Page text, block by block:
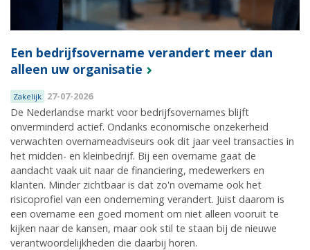
Een bedrijfsovername verandert meer dan
alleen uw organisatie
Zakelijk 27-07-2026
De Nederlandse markt voor bedrijfsovernames blijft
onverminderd actief. Ondanks economische onzekerheid
verwachten overnameadviseurs ook dit jaar veel transacties in
het midden- en kleinbedrijf. Bij een overname gaat de
aandacht vaak uit naar de financiering, medewerkers en
klanten. Minder zichtbaar is dat zo'n overname ook het
risicoprofiel van een onderneming verandert. Juist daarom is
een overname een goed moment om niet alleen vooruit te
kijken naar de kansen, maar ook stil te staan bij de nieuwe
verantwoordelijkheden die daarbij horen.